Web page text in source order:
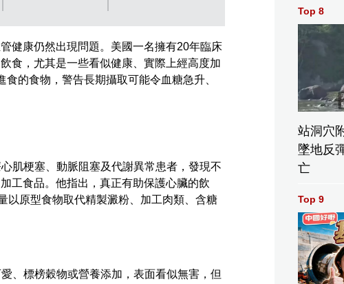
健康仍然出現問題。美國一名擁有20年臨床
食，尤其是一些看似健康、實際上經高度加
的食物，警告長期攝取可能令血糖急升、
肌梗塞、動脈阻塞及代謝異常患者，發現不
工食品。他指出，真正有助保護心臟的飲
以原型食物取代精製澱粉、加工肉類、含糖
、標榜穀物或營養添加，表面看似無害，但
Top 8
站洞穴
墜地反
亡
Top 9